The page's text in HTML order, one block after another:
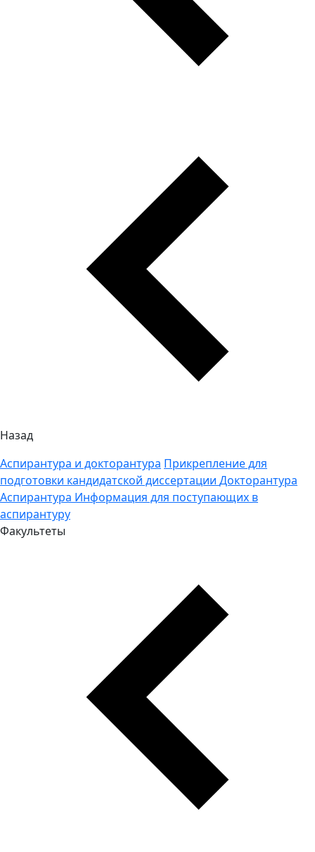
Назад
Аспирантура и докторантура Прикрепление для
подготовки кандидатской диссертации Докторантура
Аспирантура Информация для поступающих в
аспирантуру
Факультеты